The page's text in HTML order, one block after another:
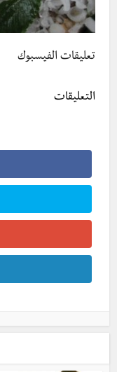
تعليقات الفيسبوك
التعليقات